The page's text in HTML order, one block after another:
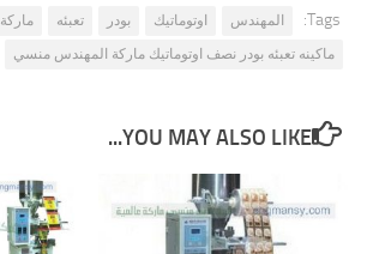
Tags: المهندس اوتوماتيك بودر تعبئه ماركة
ماكينه تعبئه بودر نصف اوتوماتيك ماركة المهندس منسي
YOU MAY ALSO LIKE...